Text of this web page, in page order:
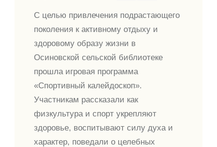
С целью привлечения подрастающего
поколения к активному отдыху и
здоровому образу жизни в
Осиновской сельской библиотеке
прошла игровая программа
«Спортивный калейдоскоп».
Участникам рассказали как
физкультура и спорт укрепляют
здоровье, воспитывают силу духа и
характер, поведали о целебных